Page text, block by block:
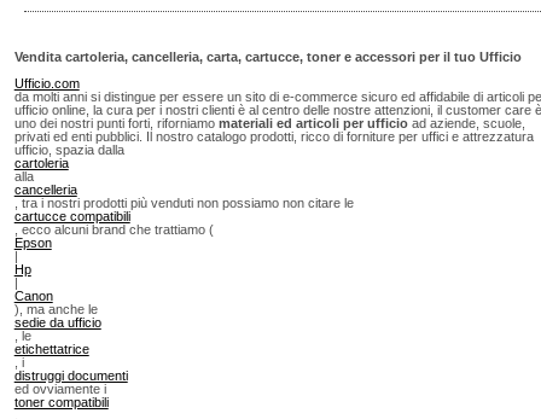
Vendita cartoleria, cancelleria, carta, cartucce, toner e accessori per il tuo Ufficio
Ufficio.com
da molti anni si distingue per essere un sito di e-commerce sicuro ed affidabile di articoli
ufficio online, la cura per i nostri clienti è al centro delle nostre attenzioni, il customer care è
uno dei nostri punti forti, riforniamo materiali ed articoli per ufficioad aziende, scuole,
privati ed enti pubblici. Il nostro catalogo prodotti, ricco di forniture per uffici e attrezzatura
ufficio, spazia dalla
cartoleria
alla
cancelleria
, tra i nostri prodotti più venduti non possiamo non citare le
cartucce compatibili
, ecco alcuni brand che trattiamo (
Epson
|
Hp
|
Canon
), ma anche le
sedie da ufficio
, le
etichettatrice
, i
distruggi documenti
ed ovviamente i
toner compatibili